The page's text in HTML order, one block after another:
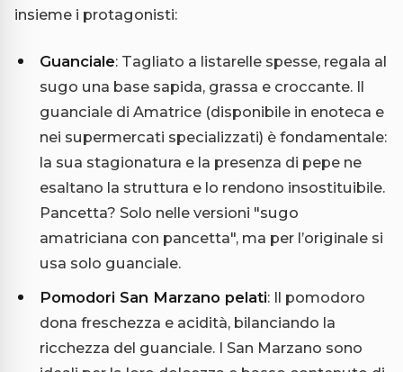
insieme i protagonisti:
Guanciale: Tagliato a listarelle spesse, regala al
sugo una base sapida, grassa e croccante. Il
guanciale di Amatrice (disponibile in enoteca e
nei supermercati specializzati) è fondamentale:
la sua stagionatura e la presenza di pepe ne
esaltano la struttura e lo rendono insostituibile.
Pancetta? Solo nelle versioni "sugo
amatriciana con pancetta", ma per l’originale si
usa solo guanciale.
Pomodori San Marzano pelati: Il pomodoro
dona freschezza e acidità, bilanciando la
ricchezza del guanciale. I San Marzano sono